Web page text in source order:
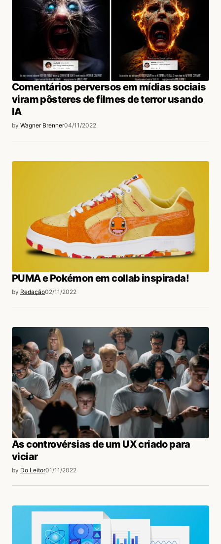
Comentários perversos em mídias sociais
viram pôsteres de filmes de terror usando
IA
by Wagner Brenner04/11/2022
PUMA e Pokémon em collab inspirada!
by Redação02/11/2022
As controvérsias de um UX criado para
viciar
by Do Leitor01/11/2022